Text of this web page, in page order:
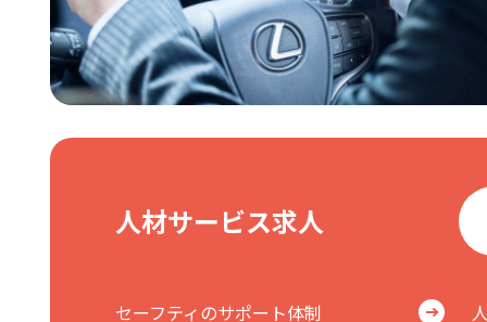
人材サービス求人
セーフティのサポート体制